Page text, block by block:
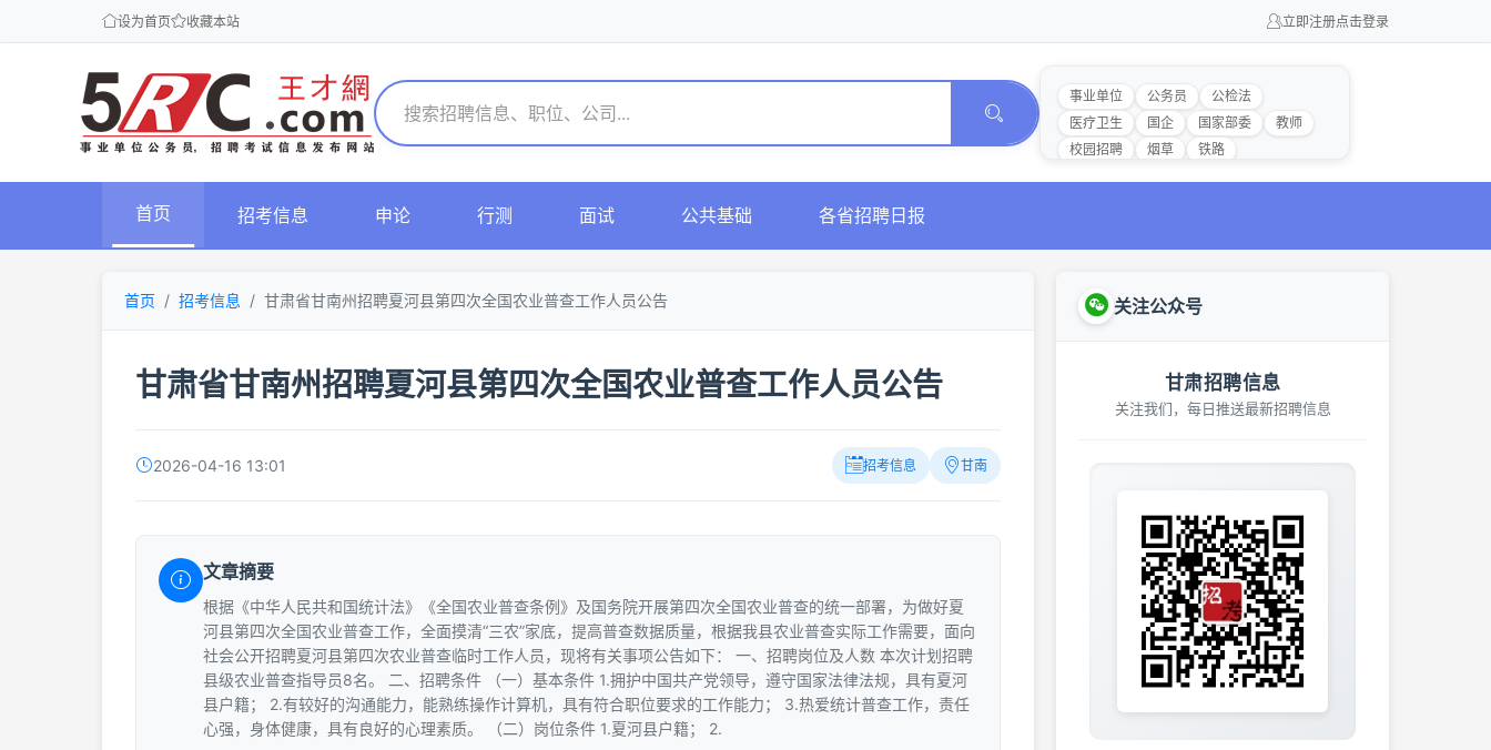
设为首页 收藏本站 立即注册点击登录
事业单位 公务员
公检法
医疗卫生
国企 国家部委
教师
校园招聘
烟草 铁路
首页 招考信息 申论 行测 面试 公共基础 各省招聘日报
首页 招考信息 甘肃省甘南州招聘夏河县第四次全国农业普查工作人员公告
甘肃省甘南州招聘夏河县第四次全国农业普查工作人员公告
2026-04-16 13:01 招考信息 甘南
文章摘要
根据《中华人民共和国统计法》《全国农业普查条例》及国务院开展第四次全国农业普查的统一部署，为做好夏
河县第四次全国农业普查工作，全面摸清“三农”家底，提高普查数据质量，根据我县农业普查实际工作需要，面向
社会公开招聘夏河县第四次农业普查临时工作人员，现将有关事项公告如下： 一、招聘岗位及人数 本次计划招聘
县级农业普查指导员8名。 二、招聘条件 （一）基本条件 1.拥护中国共产党领导，遵守国家法律法规，具有夏河
县户籍； 2.有较好的沟通能力，能熟练操作计算机，具有符合职位要求的工作能力； 3.热爱统计普查工作，责任
心强，身体健康，具有良好的心理素质。 （二）岗位条件 1.夏河县户籍； 2.
关注公众号
甘肃招聘信息
关注我们，每日推送最新招聘信息